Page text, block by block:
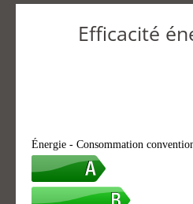
Efficacité
Énergie - Consommation